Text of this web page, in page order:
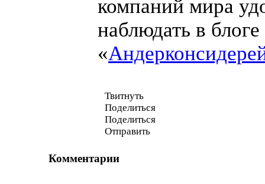
компаний мира
наблюдать в блоге
«
Твитнуть
Поделиться
Поделиться
Отправить
Комментарии